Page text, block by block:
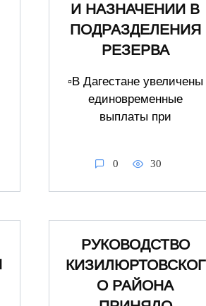
И НАЗНАЧЕНИИ В
ПОДРАЗДЕЛЕНИЯ
РЕЗЕРВА
▫️В Дагестане увеличены
единовременные
выплаты при
0 30
РУКОВОДСТВО
КИЗИЛЮРТОВСКОГ
О РАЙОНА